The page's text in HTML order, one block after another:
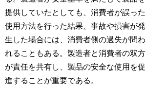
提供していたとしても、消費者が誤った
使用方法を行った結果、事故や損害が発
生した場合には、消費者側の過失が問わ
れることもある。製造者と消費者の双方
が責任を共有し、製品の安全な使用を促
進することが重要である。